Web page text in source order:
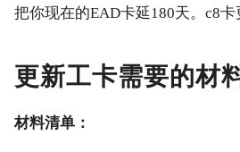
把你现在的EAD卡延180天。c8
更新工卡需要的材
材料清单：